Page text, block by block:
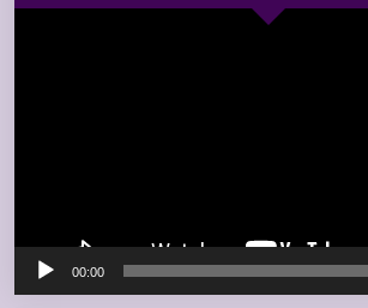
00:00